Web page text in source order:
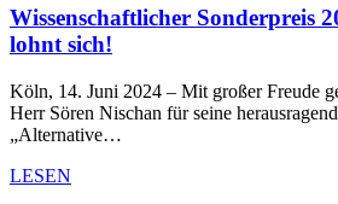
Wissenschaftlicher Sonderpreis
lohnt sich!
Köln, 14. Juni 2024 – Mit großer Freude
Herr Sören Nischan für seine
„Alternative…
LESEN